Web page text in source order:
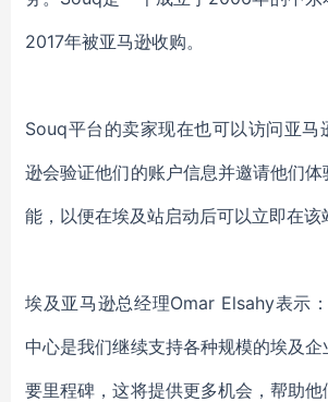
2017年被亚马逊收购。
Souq平台的卖家现在也可以访问亚马
逊会验证他们的账户信息并邀请他们
能，以便在埃及站启动后可以立即在该
埃及亚马逊总经理Omar Elsahy表示
中心是我们继续支持各种规模的埃及
要里程碑，这将提供更多机会，帮助